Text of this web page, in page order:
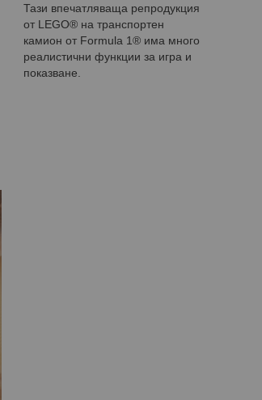
Тази впечатляваща репродукция
от LEGO® на транспортен
камион от Formula 1® има много
реалистични функции за игра и
показване.